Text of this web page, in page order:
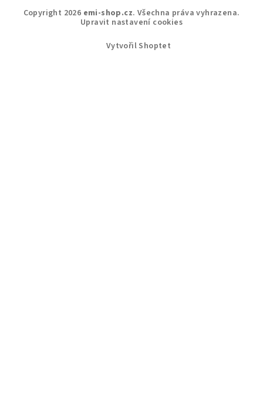
Copyright 2026 emi-shop.cz. Všechna práva vyhrazena.
Upravit nastavení cookies
Vytvořil Shoptet